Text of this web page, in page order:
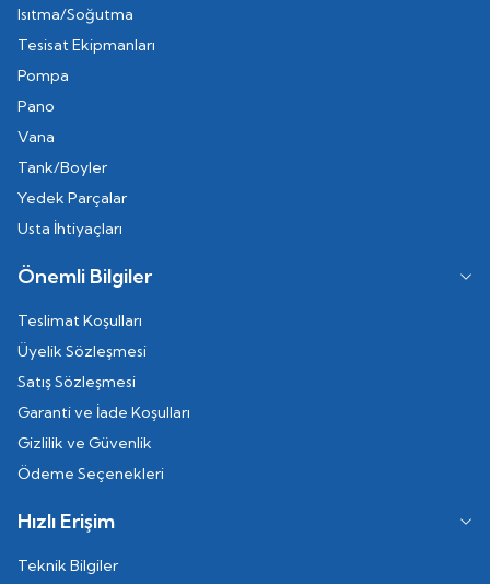
Isıtma/Soğutma
Tesisat Ekipmanları
Pompa
Pano
Vana
Tank/Boyler
Yedek Parçalar
Usta İhtiyaçları
Önemli Bilgiler
Teslimat Koşulları
Üyelik Sözleşmesi
Satış Sözleşmesi
Garanti ve İade Koşulları
Gizlilik ve Güvenlik
Ödeme Seçenekleri
Hızlı Erişim
Teknik Bilgiler